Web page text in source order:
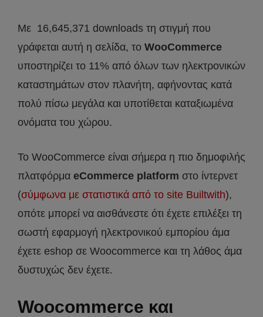
Με 16,645,371 downloads τη στιγμή που
γράφεται αυτή η σελίδα, το WooCommerce
υποστηρίζει το 11% από όλων των ηλεκτρονικών
καταστημάτων στον πλανήτη, αφήνοντας κατά
πολύ πίσω μεγάλα και υποτίθεται καταξιωμένα
ονόματα του χώρου.
Το WooCommerce είναι σήμερα η πιο δημοφιλής
πλατφόρμα eCommerce platform στο ίντερνετ
(σύμφωνα με στατιστικά από το site Builtwith),
οπότε μπορεί να αισθάνεστε ότι έχετε επιλέξει τη
σωστή εφαρμογή ηλεκτρονικού εμπορίου άμα
έχετε eshop σε Woocommerce και τη λάθος άμα
δυστυχώς δεν έχετε.
Woocommerce και